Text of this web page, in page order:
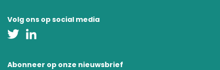
Volg ons op social media
Abonneer op onze nieuwsbrief